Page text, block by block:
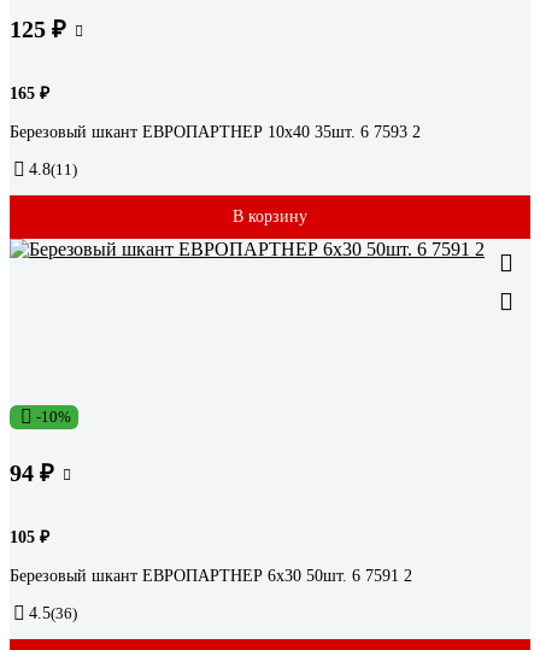
125 ₽
165 ₽
Березовый шкант ЕВРОПАРТНЕР 10х40 35шт. 6 7593 2
4.8(11)
В корзину
-10%
94 ₽
105 ₽
Березовый шкант ЕВРОПАРТНЕР 6х30 50шт. 6 7591 2
4.5(36)